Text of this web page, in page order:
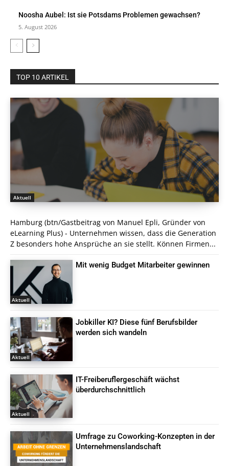
Noosha Aubel: Ist sie Potsdams Problemen gewachsen?
5. August 2026
TOP 10 ARTIKEL
Aktuell
Hamburg (btn/Gastbeitrag von Manuel Epli, Gründer von
eLearning Plus) - Unternehmen wissen, dass die Generation
Z besonders hohe Ansprüche an sie stellt. Können Firmen...
Aktuell
Mit wenig Budget Mitarbeiter gewinnen
Aktuell
Jobkiller KI? Diese fünf Berufsbilder
werden sich wandeln
Aktuell
IT-Freiberuflergeschäft wächst
überdurchschnittlich
Umfrage zu Coworking-Konzepten in der
Unternehmenslandschaft